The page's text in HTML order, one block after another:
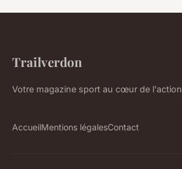
Trailverdon
Votre magazine sport au cœur de l'action
AccueilMentions légalesContact